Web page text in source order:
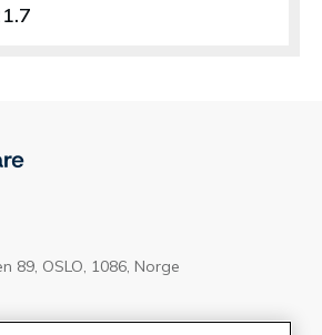
89, OSLO, 1086, Norge